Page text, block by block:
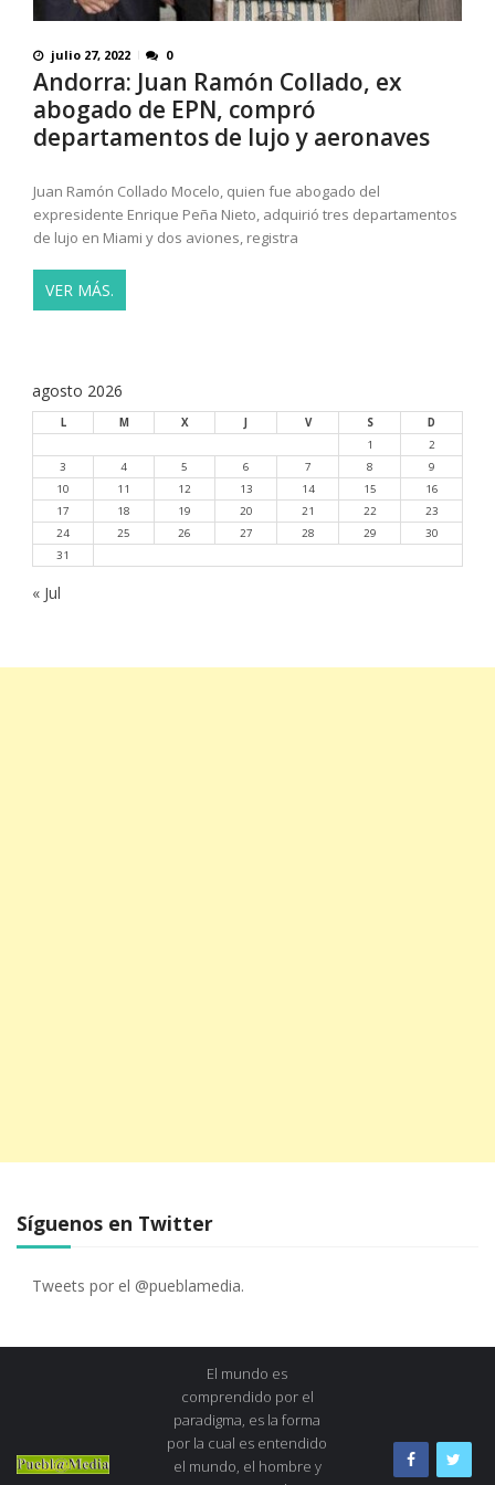
julio 27, 2022 0
Andorra: Juan Ramón Collado, ex
abogado de EPN, compró
departamentos de lujo y aeronaves
Juan Ramón Collado Mocelo, quien fue abogado del
expresidente Enrique Peña Nieto, adquirió tres departamentos
de lujo en Miami y dos aviones, registra
VER MÁS.
agosto 2026
L M X V S
D
1
2
3
4 5 6 7 8
9
10
11 12 13 14 15
16
17
18 19 20 21 22
23
24
25 26 27 28 29
30
31
« Jul
Síguenos en Twitter
Tweets por el @pueblamedia.
El mundo es
comprendido por el
paradigma, es la forma
por la cual es entendido
el mundo, el hombre y